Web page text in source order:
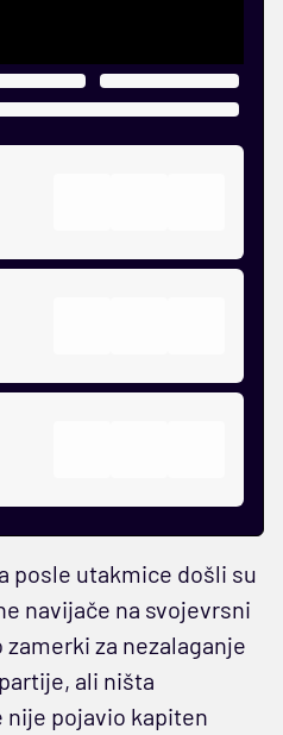
posle utakmice došli su
navijače na svojevrsni
za nezalaganje
ali ništa
nije pojavio kapiten